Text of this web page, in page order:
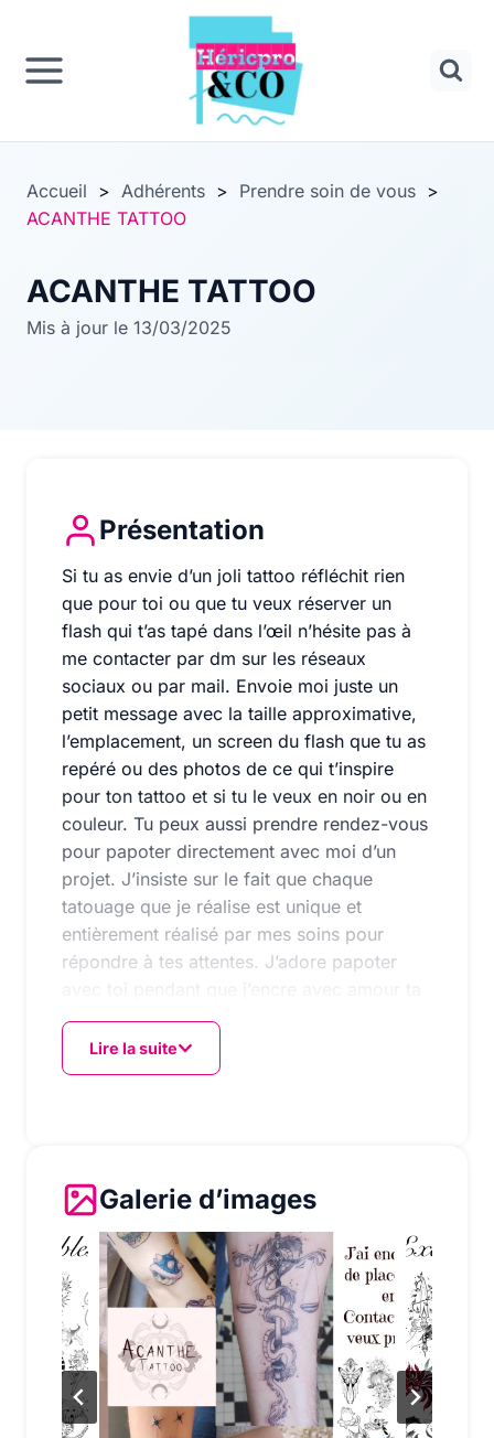
Panneau de gestion des cookies
contenu
Accueil > Adhérents > Prendre soin de vous >
ACANTHE TATTOO
ACANTHE TATTOO
Mis à jour le 13/03/2025
Présentation
Si tu as envie d’un joli tattoo réfléchit rien que
Si tu as envie d’un joli tattoo réfléchit rien
que pour toi ou que tu veux réserver un
flash qui t’as tapé dans l’œil n’hésite pas à
me contacter par dm sur les réseaux
sociaux ou par mail. Envoie moi juste un
petit message avec la taille approximative,
l’emplacement, un screen du flash que tu as
repéré ou des photos de ce qui t’inspire
pour ton tattoo et si tu le veux en noir ou en
couleur. Tu peux aussi prendre rendez-vous
pour papoter directement avec moi d’un
projet. J’insiste sur le fait que chaque
tatouage que je réalise est unique et
entièrement réalisé par mes soins pour
répondre à tes attentes. J’adore papoter
peau. A très vite
Lire la suite
Galerie d’images